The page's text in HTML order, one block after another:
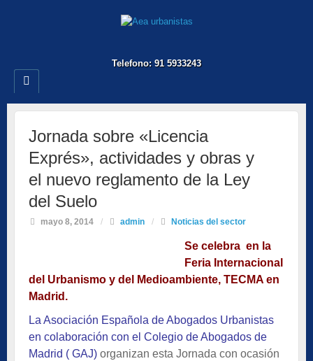
Telefono: 91 5933243
Jornada sobre «Licencia
Exprés», actividades y obras y
el nuevo reglamento de la Ley
del Suelo
mayo 8, 2014 / admin / Noticias del sector
Se celebra en la
Feria Internacional
del Urbanismo y del Medioambiente, TECMA en
Madrid.
La Asociación Española de Abogados Urbanistas
en colaboración con el Colegio de Abogados de
Madrid ( GAJ) organizan esta Jornada con ocasión